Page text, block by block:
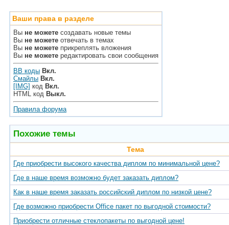
Ваши права в разделе
Вы не можете создавать новые темы
Вы не можете отвечать в темах
Вы не можете прикреплять вложения
Вы не можете редактировать свои сообщения
BB коды Вкл.
Смайлы Вкл.
[IMG] код Вкл.
HTML код Выкл.
Правила форума
Похожие темы
Тема
Где приобрести высокого качества диплом по минимальной цене?
Где в наше время возможно будет заказать диплом?
Как в наше время заказать российский диплом по низкой цене?
Где возможно приобрести Office пакет по выгодной стоимости?
Приобрести отличные стеклопакеты по выгодной цене!